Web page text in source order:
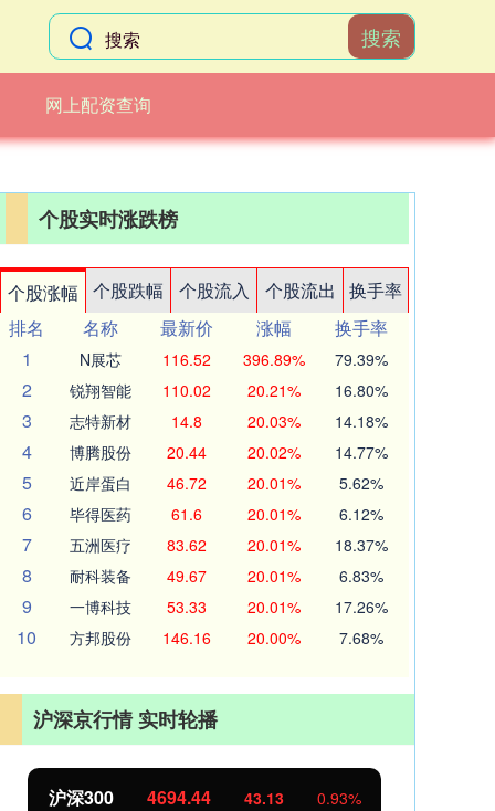
搜索
网上配资查询
个股实时涨跌榜
个股涨幅 个股跌幅 个股流入 个股流出
换手率
排名
名称 最新价 涨幅
换手率
1
N展芯 116.52 396.89% 79.39%
2 锐翔智能 110.02 20.21% 16.80%
3 志特新材 14.8 20.03% 14.18%
4 博腾股份 20.44 20.02% 14.77%
5 近岸蛋白 46.72 20.01% 5.62%
6 毕得医药 61.6 20.01% 6.12%
7 五洲医疗 83.62 20.01% 18.37%
8 耐科装备 49.67 20.01% 6.83%
9 一博科技 53.33 20.01% 17.26%
10 方邦股份 146.16 20.00% 7.68%
沪深京行情 实时轮播
沪深300 4694.44 43.13 0.93%